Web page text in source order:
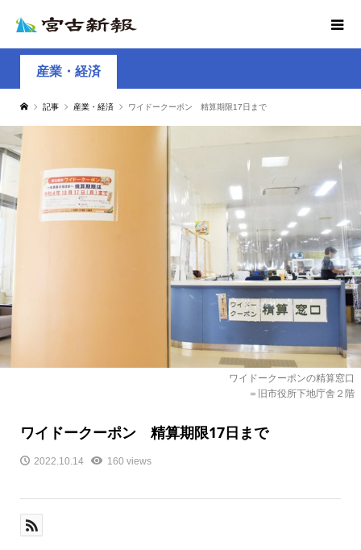
産業・経済
記事 産業・経済 ワイドークーポン 精算期限17日まで
ワイドークーポンの精算窓口
＝旧市役所下地庁舎２階
ワイドークーポン 精算期限17日まで
2022.10.14 160 views